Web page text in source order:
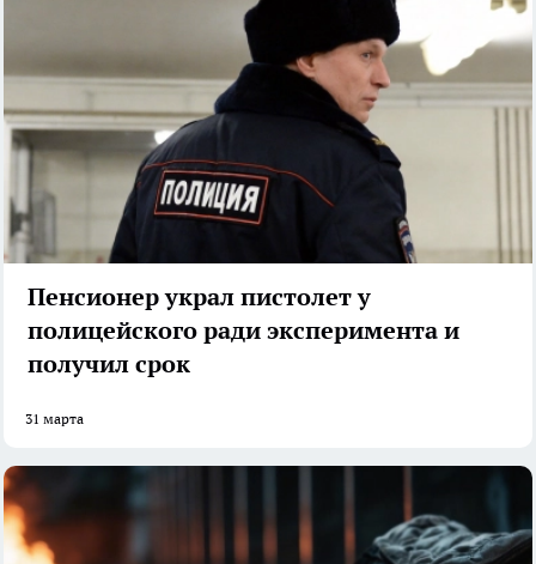
Пенсионер украл пистолет у
полицейского ради эксперимента и
получил срок
31 марта